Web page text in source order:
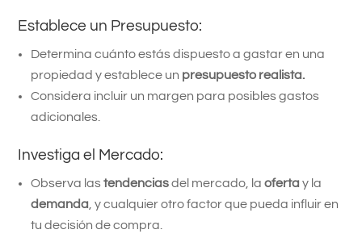
Establece un Presupuesto:
Determina cuánto estás dispuesto a gastar en una
propiedad y establece un presupuesto realista.
Considera incluir un margen para posibles gastos
adicionales.
Investiga el Mercado:
Observa lastendenciasdel mercado, laoferta y la
demanda , y cualquier otro factor que pueda influir en
tu decisión de compra.